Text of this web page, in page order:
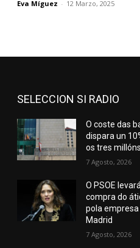
Eva Míguez - 12 Marzo, 2025
SELECCION SI RADIO
O coste das
dispara un
os tres
7 Agosto, 2026
O PSOE
compra do
pola
Madrid
7 Agosto, 2026